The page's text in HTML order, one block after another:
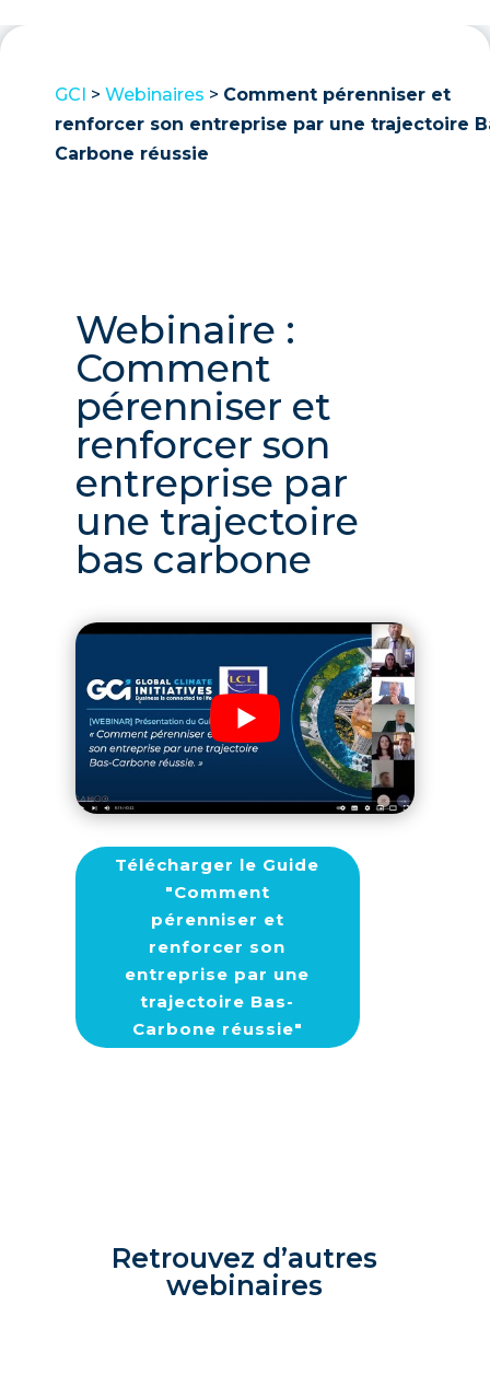
GCI > Webinaires > Comment pérenniser et
renforcer son entreprise par une trajectoire
Carbone réussie
Webinaire :
Comment
pérenniser et
renforcer son
entreprise par
une trajectoire
bas carbone
Télécharger le Guide
"Comment
pérenniser et
renforcer son
entreprise par une
trajectoire Bas-
Carbone réussie"
Retrouvez d’autres
webinaires